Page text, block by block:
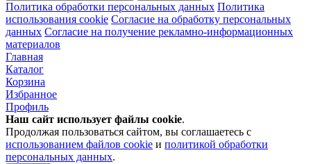
Политика обработки персональных данных Политика
использования cookie Согласие на обработку персональных
данных Согласие на получение рекламно-информационных
материалов
Главная
Каталог
Корзина
Избранное
Профиль
Наш сайт использует файлы cookie.
Продолжая пользоваться сайтом, вы соглашаетесь с
использованием файлов cookie и политикой обработки
персональных данных.